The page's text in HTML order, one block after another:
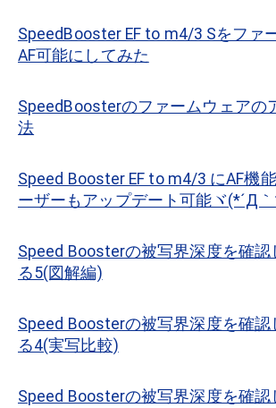
SpeedBooster EF to m4/3 Sをファ
AF可能にしてみた
SpeedBoosterのファームウェアの
法
Speed Booster EF to m4/3 にAF機
ーザーもアップデート可能ヾ(*´Д
Speed Boosterの被写界深度を確認
る5(図解編)
Speed Boosterの被写界深度を確認
る4(実写比較)
Speed Boosterの被写界深度を確認